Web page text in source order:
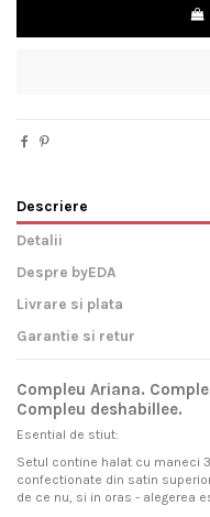
Descriere
Detalii
Despre byEDA
Livrare si plata
Garantie si retur
Compleu Ariana.
Compleu deshabillee.
Esential de stiut:
Setul contine halat cu maneci
confectionate din satin
de ce nu, si in oras - alegerea